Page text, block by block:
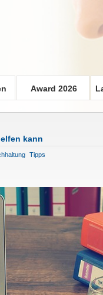
Award 2026
kann
Tipps